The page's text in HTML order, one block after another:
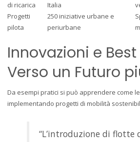
di ricarica
Italia
Progetti
pilota
250 iniziative urbane e
periurbane
Innovazioni e
Verso un Futuro
Da esempi pratici si può apprendere come
implementando progetti di mobilità
“L’introduzione di flotte